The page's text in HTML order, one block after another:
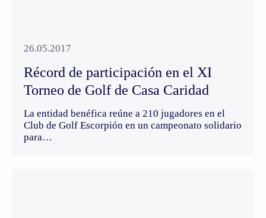
26.05.2017
Récord de participación en el XI
Torneo de Golf de Casa Caridad
La entidad benéfica reúne a 210 jugadores en el
Club de Golf Escorpión en un campeonato solidario
para…